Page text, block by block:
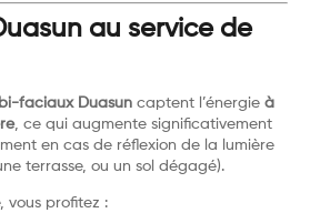
au service de
faciaux Duasun captent l’énergie à
, ce qui augmente significativement
en cas de réflexion de la lumière
terrasse, ou un sol dégagé).
vous profitez :